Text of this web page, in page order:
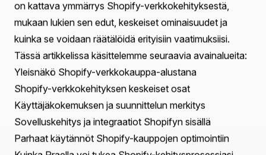
ainutlaatuinen design, joka vangitsee brändisi
olemuksen, ja saumaton ostokokemus, joka saa
asiakkaat palaamaan. Tämä unelma on toteutunut
miljoonille yrittäjille kiitos verkkokauppa-alustojen
muuntavan voiman. Yksi tällainen voimala on Shopify.
Tässä blogikirjoituksessa tutkimme Shopify-
verkkokehityksen maailmaa, valaisten, mitä se sisältää
ja kuinka se voi nostaa liiketoimintasi kilpailukykyisellä
verkkokauppamarkkinalla.